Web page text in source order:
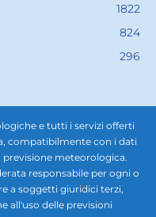
1822
824
296
e tutti i servizi offerti
compatibilmente con i dati
meteorologica.
responsabile per ogni o
a soggetti giuridici terzi,
all'uso delle previsioni